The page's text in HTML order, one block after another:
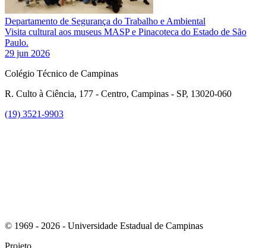
Departamento de Segurança do Trabalho e Ambiental
Visita cultural aos museus MASP e Pinacoteca do Estado de São
Paulo.
29 jun 2026
Colégio Técnico de Campinas
R. Culto à Ciência, 177 - Centro, Campinas - SP, 13020-060
(19) 3521-9903
© 1969 - 2026 - Universidade Estadual de Campinas
Projeto